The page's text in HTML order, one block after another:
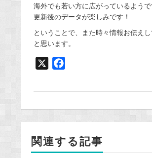
海外でも若い方に広がっているよう
更新後のデータが楽しみです！
ということで、また時々情報お伝え
と思います。
o
k
関連する記事